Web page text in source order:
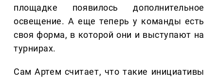
площадке появилось дополнительное
освещение. А еще теперь у команды есть
своя форма, в которой они и выступают на
турнирах.
Сам Артем считает, что такие инициативы